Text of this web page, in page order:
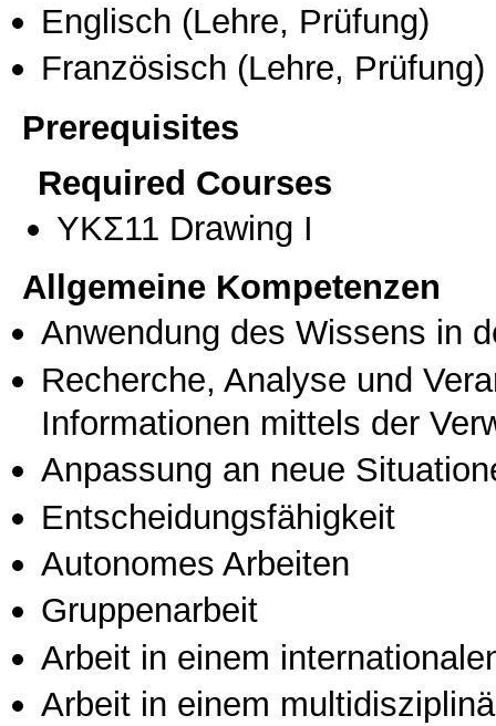
Englisch (Lehre, Prüfung)
Französisch (Lehre, Prüfung)
Prerequisites
Required Courses
ΥΚΣ11 Drawing I
Allgemeine Kompetenzen
Anwendung des Wissens in
Recherche, Analyse und
Informationen mittels der
Anpassung an neue
Entscheidungsfähigkeit
Autonomes Arbeiten
Gruppenarbeit
Arbeit in einem
Arbeit in einem